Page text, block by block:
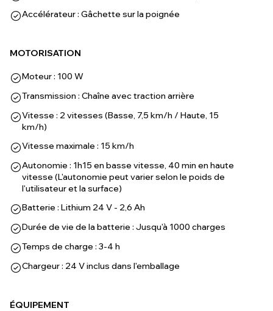
Accélérateur : Gâchette sur la poignée
MOTORISATION
Moteur : 100 W
Transmission : Chaîne avec traction arrière
Vitesse : 2 vitesses (Basse, 7,5 km/h / Haute, 15
km/h)
Vitesse maximale : 15 km/h
Autonomie : 1h15 en basse vitesse, 40 min en haute
vitesse (L'autonomie peut varier selon le poids de
l'utilisateur et la surface)
Batterie : Lithium 24 V - 2,6 Ah
Durée de vie de la batterie : Jusqu'à 1000 charges
Temps de charge : 3-4 h
Chargeur : 24 V inclus dans l'emballage
ÉQUIPEMENT